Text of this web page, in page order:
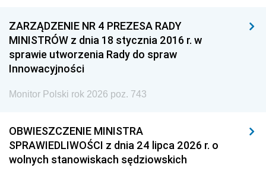
ZARZĄDZENIE NR 4 PREZESA RADY
MINISTRÓW z dnia 18 stycznia 2016 r. w
sprawie utworzenia Rady do spraw
Innowacyjności
Monitor Polski rok 2026 poz. 743
OBWIESZCZENIE MINISTRA
SPRAWIEDLIWOŚCI z dnia 24 lipca 2026 r. o
wolnych stanowiskach sędziowskich